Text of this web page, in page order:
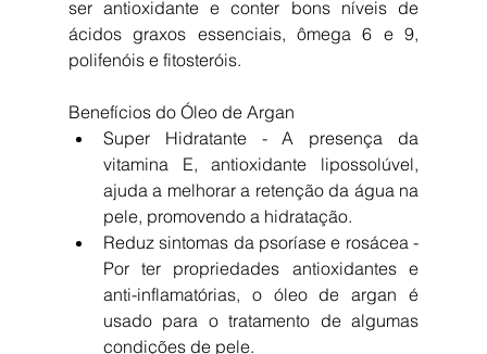
ser antioxidante e conter bons níveis de
ácidos graxos essenciais, ômega 6 e 9,
polifenóis e fitosteróis.
Benefícios do Óleo de Argan
Super Hidratante - A presença da
vitamina E, antioxidante lipossolúvel,
ajuda a melhorar a retenção da água na
pele, promovendo a hidratação.
Reduz sintomas da psoríase e rosácea -
Por ter propriedades antioxidantes e
anti-inflamatórias, o óleo de argan é
usado para o tratamento de algumas
condições de pele.